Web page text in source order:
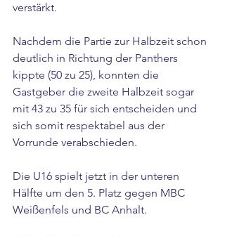
verstärkt.
Nachdem die Partie zur Halbzeit schon
deutlich in Richtung der Panthers
kippte (50 zu 25), konnten die
Gastgeber die zweite Halbzeit sogar
mit 43 zu 35 für sich entscheiden und
sich somit respektabel aus der
Vorrunde verabschieden.
Die U16 spielt jetzt in der unteren
Hälfte um den 5. Platz gegen MBC
Weißenfels und BC Anhalt.